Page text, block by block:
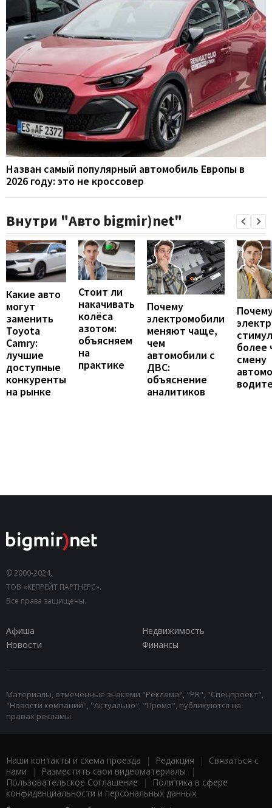
Назван самый популярный автомобиль Европы в
2026 году: это не кроссовер
Внутри "Авто bigmir)net"
Какие авто
могут
заменить
Toyota
Camry:
лучшие
доступные
конкуренты
на рынке
Стоит ли
накачивать
колёса
азотом:
объясняем
на
практике
Почему
электромобили
меняют чаще,
чем
автомобили с
ДВС:
объяснение
аналитиков
более
смену
© 2000-2024,
ТОВ «КЕПРЕЙТ ПАРТНЕРС».
Все права защищены.
Афиша
Недвижимость
Новости
Финансы
Материалы, отмеченные знаками "Реклама", "PR", "Спецпроект",
"Новости компаний", "Актуально", "Промо", публикуются на
правах рекламы.
Наши контакты и схема проезда | Редакция | Связаться с
нами | Разместить свои видеоматериалы |
Пользовательское Соглашение |
Политика в сфере
конфиденциальности и персональных данных